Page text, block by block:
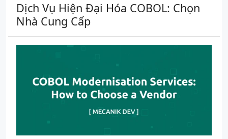
Dịch Vụ Hiện Đại Hóa COBOL: Chọn
Nhà Cung Cấp